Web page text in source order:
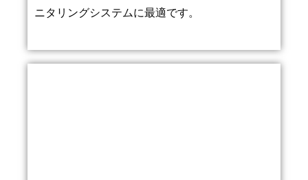
ニタリングシステムに最適です。